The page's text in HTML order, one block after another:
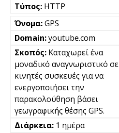
HTTP
GPS
youtube.com
Καταχωρεί ένα
μοναδικό αναγνωριστικό σε
κινητές συσκευές για να
ενεργοποιήσει την
παρακολούθηση βάσει
γεωγραφικής θέσης GPS.
1 ημέρα